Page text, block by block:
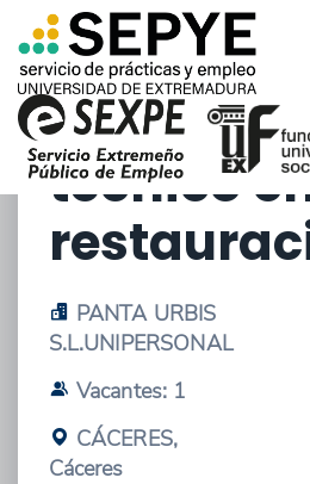
01/10/2025 - OFERTA DE
EXTRACURRICULARES
técnico
PANTA URBIS
S.L.UNIPERSONAL
Vacantes: 1
CÁCERES,
Cáceres